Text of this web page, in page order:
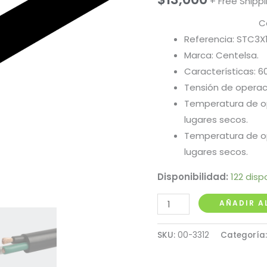
Referencia:
Marca: Centelsa.
Características:
Tensión de
Temperatura de
lugares secos.
Temperatura de
lugares secos.
Disponibilidad: 122
Cable
Encauchetado
3x12
AÑADIR
SKU: 00-3312